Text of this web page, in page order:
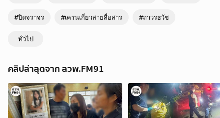
#ปิดจราจร #เครนเกี่ยวสายสื่อสาร #ถาวรธวัช
ทั่วไป
คลิปล่าสุดจาก สวพ.FM91